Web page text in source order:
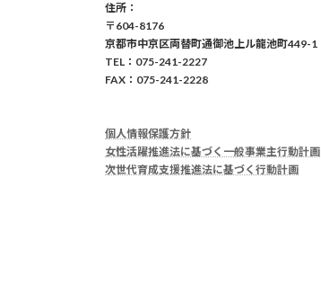
住所：
〒604-8176
京都市中京区両替町通御池上ル龍池町449-1
TEL：075-241-2227
FAX：075-241-2228
個人情報保護方針
女性活躍推進法に基づく一般事業主行動計画
次世代育成支援推進法に基づく行動計画